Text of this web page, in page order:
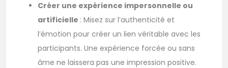
Créer une expérience impersonnelle ou
artificielle : Misez sur l’authenticité et
l’émotion pour créer un lien véritable avec les
participants. Une expérience forcée ou sans
âme ne laissera pas une impression positive.